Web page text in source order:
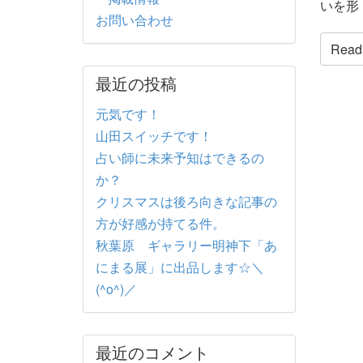
いを
お問い合わせ
最近の投稿
元気です！
山田スイッチです！
占い師に未来予知はできるの
か？
クリスマスは後ろ向きな記事の
方が好感が持てる件。
秋葉原 ギャラリー明神下「あ
にまる展」に出品します☆＼
(^o^)／
最近のコメント